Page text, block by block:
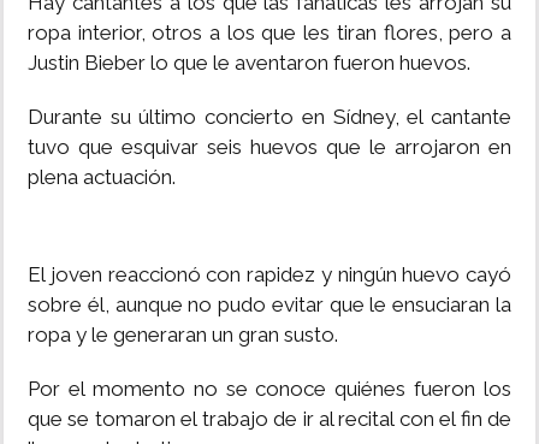
MUNDO
MULTIMEDIA
ropa interior, otros a los que les tiran flores, pero a
Justin Bieber lo que le aventaron fueron huevos.
Durante su último concierto en Sídney, el cantante
tuvo que esquivar seis huevos que le arrojaron en
plena actuación.
El joven reaccionó con rapidez y ningún huevo cayó
sobre él, aunque no pudo evitar que le ensuciaran la
ropa y le generaran un gran susto.
Por el momento no se conoce quiénes fueron los
que se tomaron el trabajo de ir al recital con el fin de